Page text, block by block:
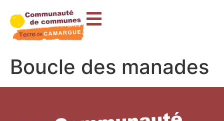
principal
Boucle des manades